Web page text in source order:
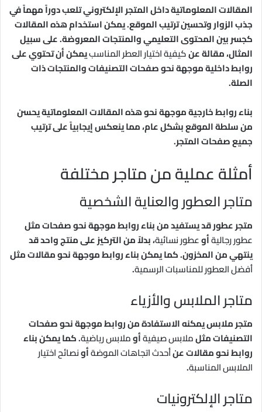
المقالات المعلوماتية داخل المتجر الإلكتروني تلعب دوراً مهماً في
جذب الزوار وتحسين ترتيب الموقع. يمكن استخدام هذه المقالات
كجسر بين المحتوى التعليمي والمنتجات المعروضة. على سبيل
المثال، مقالة عنكيفية اختيار العطر المناسبيمكن أن تحتوي على
روابط داخلية موجهة نحو صفحات التصنيفات والمنتجات ذات
الصلة.
بناء روابط خارجية موجهة نحو هذه المقالات المعلوماتية يحسن
من سلطة الموقع بشكل عام، مما ينعكس إيجابياً على ترتيب
جميع صفحات المتجر.
أمثلة عملية من متاجر مختلفة
متاجر العطور والعناية الشخصية
متجر عطور قد يستفيد من بناء روابط موجهة نحو صفحات مثل
عطور رجاليةأوعطور نسائية، بدلاً من التركيز على منتج واحد قد
ينتهي من المخزون. كما يمكن بناء روابط موجهة نحو مقالات مثل
أفضل العطور للمناسبات الرسمية.
متاجر الملابس والأزياء
متجر ملابس يمكنه الاستفادة من روابط موجهة نحو صفحات
التصنيفات مثلملابس صيفيةأوملابس رياضية. كما يمكن بناء
روابط نحو مقالات عنأحدث اتجاهات الموضةأونصائح اختيار
الملابس المناسبة.
متاجر الإلكترونيات